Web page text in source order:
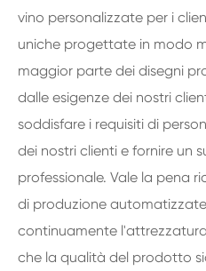
vino personalizzate per i
uniche progettate in modo
maggior parte dei disegni
dalle esigenze dei nostri
soddisfare i requisiti di
dei nostri clienti e fornire un
professionale. Vale la pena
di produzione
continuamente
che la qualità del prodotto